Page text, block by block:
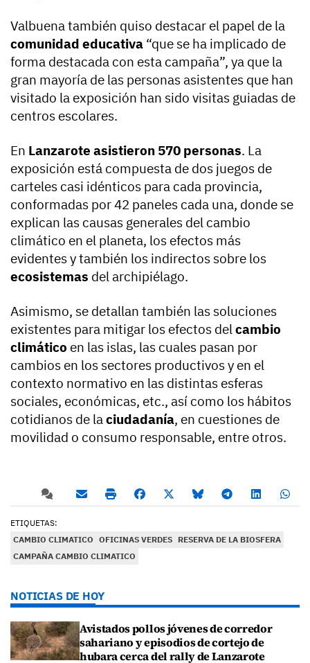
Valbuena también quiso destacar el papel de la
comunidad educativa “que se ha implicado de
forma destacada con esta campaña”, ya que la
gran mayoría de las personas asistentes que han
visitado la exposición han sido visitas guiadas de
centros escolares.
En Lanzarote asistieron 570 personas. La
exposición está compuesta de dos juegos de
carteles casi idénticos para cada provincia,
conformadas por 42 paneles cada una, donde se
explican las causas generales del cambio
climático en el planeta, los efectos más
evidentes y también los indirectos sobre los
ecosistemas del archipiélago.
Asimismo, se detallan también las soluciones
existentes para mitigar los efectos del cambio
climático en las islas, las cuales pasan por
cambios en los sectores productivos y en el
contexto normativo en las distintas esferas
sociales, económicas, etc., así como los hábitos
cotidianos de la ciudadanía, en cuestiones de
movilidad o consumo responsable, entre otros.
ETIQUETAS:
CAMBIO CLIMATICO OFICINAS VERDES RESERVA DE LA BIOSFERA
CAMPAÑA CAMBIO CLIMATICO
NOTICIAS DE HOY
Avistados pollos jóvenes de corredor
sahariano y episodios de cortejo de
hubara cerca del rally de Lanzarote